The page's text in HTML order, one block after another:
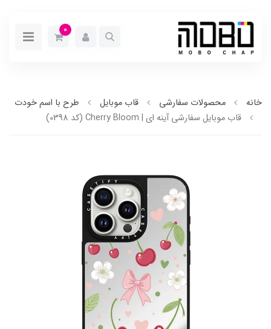
0
خانه محصولات سفارشی قاب موبایل
طرح با اسم خودت
قاب موبایل سفارشی آینه ای | Cherry Bloom (کد 0398)